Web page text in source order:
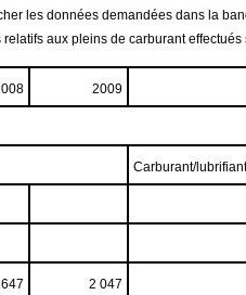
les données demandées dans la
aux pleins de carburant
2009
Carburant/
2 047